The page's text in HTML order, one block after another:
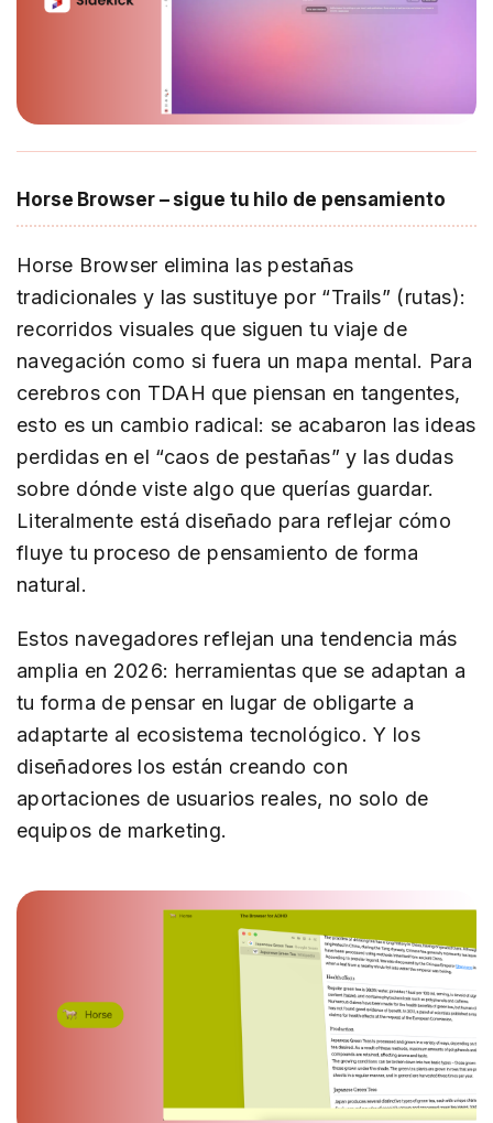
Horse Browser – sigue tu hilo de pensamiento
Horse Browser elimina las pestañas
tradicionales y las sustituye por “Trails” (rutas):
recorridos visuales que siguen tu viaje de
navegación como si fuera un mapa mental. Para
cerebros con TDAH que piensan en tangentes,
esto es un cambio radical: se acabaron las ideas
perdidas en el “caos de pestañas” y las dudas
sobre dónde viste algo que querías guardar.
Literalmente está diseñado para reflejar cómo
fluye tu proceso de pensamiento de forma
natural.
Estos navegadores reflejan una tendencia más
amplia en 2026: herramientas que se adaptan a
tu forma de pensar en lugar de obligarte a
adaptarte al ecosistema tecnológico. Y los
diseñadores los están creando con
aportaciones de usuarios reales, no solo de
equipos de marketing.